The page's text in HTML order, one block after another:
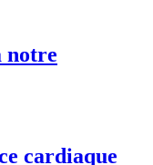
notre
cardiaque